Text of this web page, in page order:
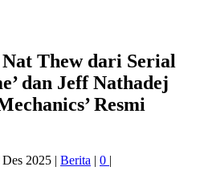
Thew dari Serial
dan Jeff Nathadej
Resmi
Des 2025 | Berita | 0 |